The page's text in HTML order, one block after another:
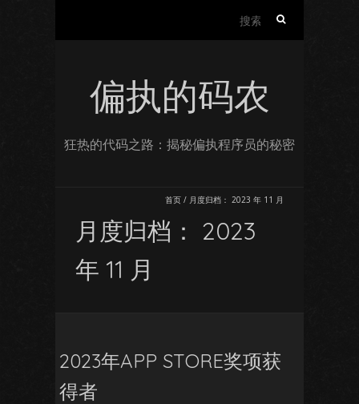
偏执的码农
狂热的代码之路：揭秘偏执程序员的秘密
首页 / 月度归档： 2023 年 11 月
月度归档： 2023
年 11 月
2023年APP STORE奖项获
得者